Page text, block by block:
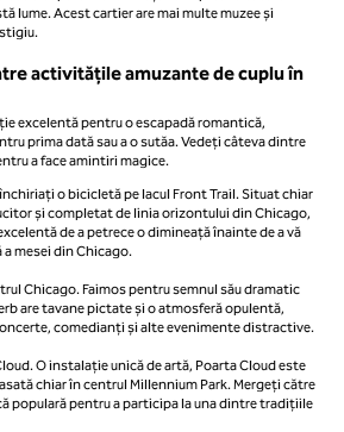
lume. Acest cartier are mai multe muzee și
activitățile amuzante de cuplu în
excelentă pentru o escapadă romantică,
prima dată sau a o sutăa. Vedeți câteva dintre
a face amintiri magice.
o bicicletă pe lacul Front Trail. Situat chiar
și completat de linia orizontului din Chicago,
de a petrece o dimineață înainte de a vă
mesei din Chicago.
Chicago. Faimos pentru semnul său dramatic
are tavane pictate și o atmosferă opulentă,
comedianți și alte evenimente distractive.
O instalație unică de artă, Poarta Cloud este
chiar în centrul Millennium Park. Mergeți către
populară pentru a participa la una dintre tradițiile